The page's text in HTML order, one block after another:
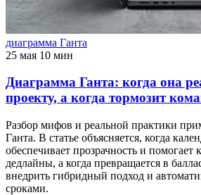
диаграмма Ганта
25 мая 10 мин
Диаграмма Ганта: когда она
проекту, а когда тормозит
Разбор мифов и реальной практики
Ганта. В статье объясняется, когда
обеспечивает прозрачность и помогает
дедлайны, а когда превращается в
внедрить гибридный подход и
сроками.